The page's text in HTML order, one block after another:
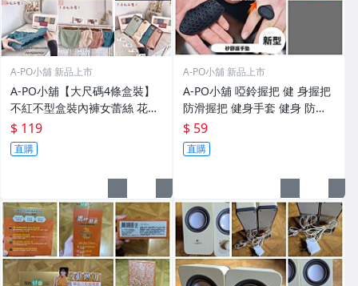
A-PO小舖 新品上市
A-PO小舖【大尺碼4條盒裝】
不紅不型盒裝內褲女蕾絲 花邊
石墨烯檔布提臀透氣加肥加大
尺碼三角內褲
$ 119
直購
A-PO小舖 新品上市
A-PO小舖 啞鈴握把 健 身握把
防滑握把 健身手套 健身 防護
手套 硅膠 黑色
$ 59
直購